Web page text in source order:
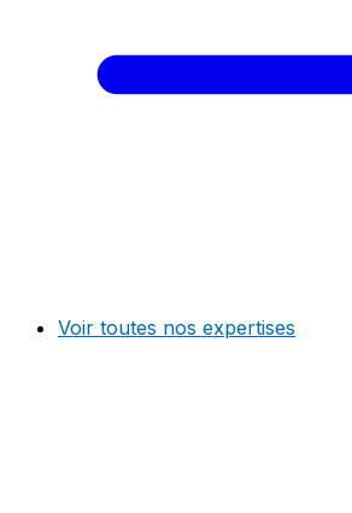
Voir toutes nos expertises